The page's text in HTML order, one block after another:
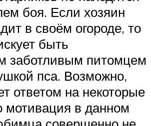
боя. Если хозяин
в своём огороде, то
быть
заботливым питомцем
пса. Возможно,
ответом на некоторые
мотивация в данном